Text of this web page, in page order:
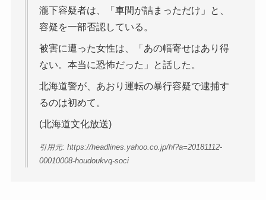
瀧下容疑者は、「車間が詰まっただけ」と、
容疑を一部否認している。
被害に遭った女性は、「あの幅寄せはあり得
ない。本当に恐怖だった」と話した。
北海道警が、あおり運転の暴行容疑で逮捕す
るのは初めて。
(北海道文化放送)
引用元: https://headlines.yahoo.co.jp/hl?a=20181112-
00010008-houdoukvq-soci